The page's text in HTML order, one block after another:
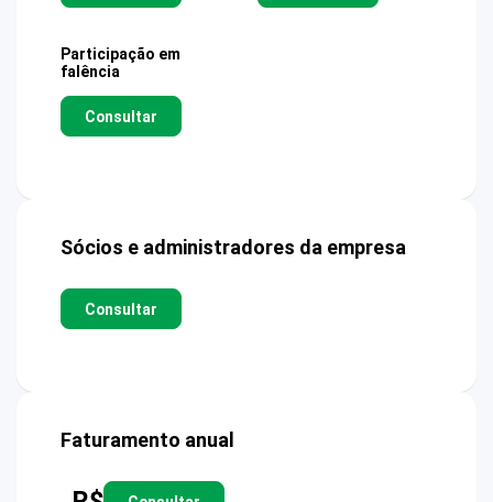
Participação em
falência
Consultar
Sócios e administradores da empresa
Consultar
Faturamento anual